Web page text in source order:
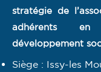
stratégie de
adhérents
développement
Siège : Issy-les